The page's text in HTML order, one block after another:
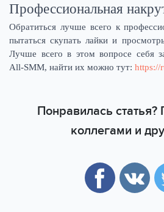
Профессиональная
Обратиться лучше всего к
пытаться скупать лайки и
Лучше всего в этом вопросе себя
All-SMM, найти их можно тут: https://
Понравилась статья?
коллегами и